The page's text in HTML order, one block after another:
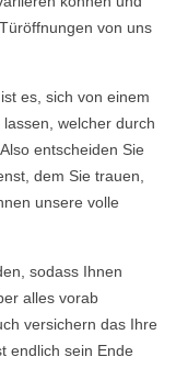
von uns
es, sich von einem
welcher durch
entscheiden Sie
dem Sie trauen,
unsere volle
sodass Ihnen
alles vorab
versichern das Ihre
endlich sein Ende